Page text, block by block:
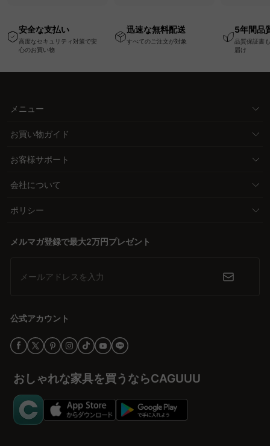
ー機能搭載ワークデス
ク
安全な支払い
高度なセキュリティ対策で安
心のお買い物
迅速な無料配送
すべてのご注文が対象
5年間品
品質保証書
届け
メニュー
お買い物ガイド
お客様サポート
会社について
ポリシー
メルマガ登録で最大2万円プレゼント
メールアドレスを入力
公式アカウント
おしゃれな家具を買うならCAGUUU